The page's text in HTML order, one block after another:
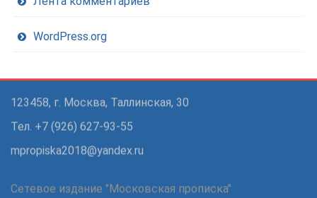
WordPress.org
123458, г. Москва, Таллинская, 30
Тел. +7 (926) 627-93-55
mpropiska2018@yandex.ru
Сетевое издание "Московская прописка"